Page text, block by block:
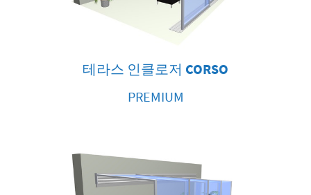
테라스 인클로저 CORSO
PREMIUM